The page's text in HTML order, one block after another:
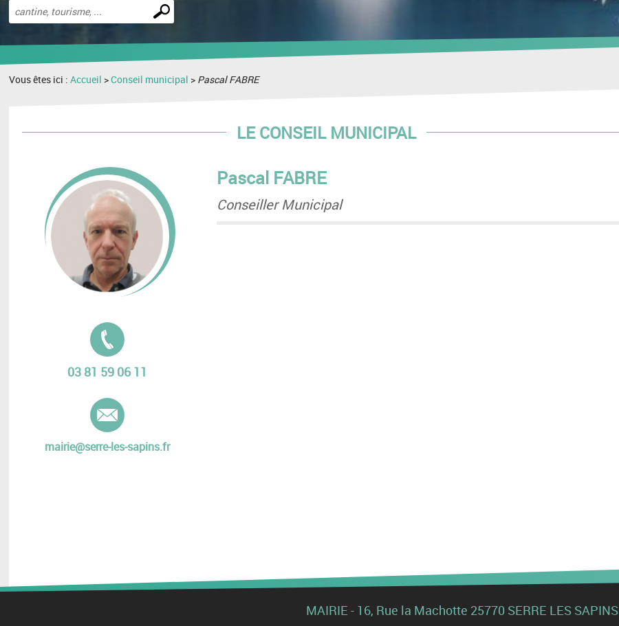
Effectuer
une
Vous êtes ici :Accueil >Conseil municipal > Pascal FABRE
LE CONSEIL MUNICIPAL
Pascal FABRE
Conseiller Municipal
03 81 59 06 11
mairie@serre-les-sapins.fr
MAIRIE - 16, Rue la Machotte 25770 SERRE LES SAPINS